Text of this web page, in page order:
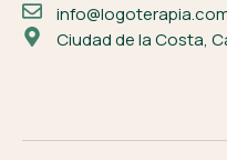
Ciudad de la Costa,